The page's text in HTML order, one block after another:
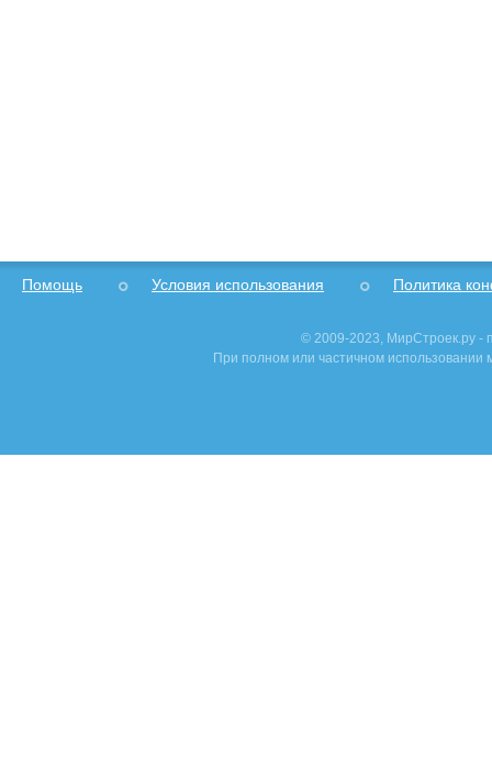
Помощь Условия использования Политика
© 2009-2023, МирСтроек.ру -
При полном или частичном использовании